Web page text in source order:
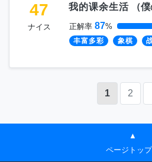
47
ナイス
我的课余生活 （僕
正解率 87%
丰富多彩 象棋
1 2
▲
ページトッ